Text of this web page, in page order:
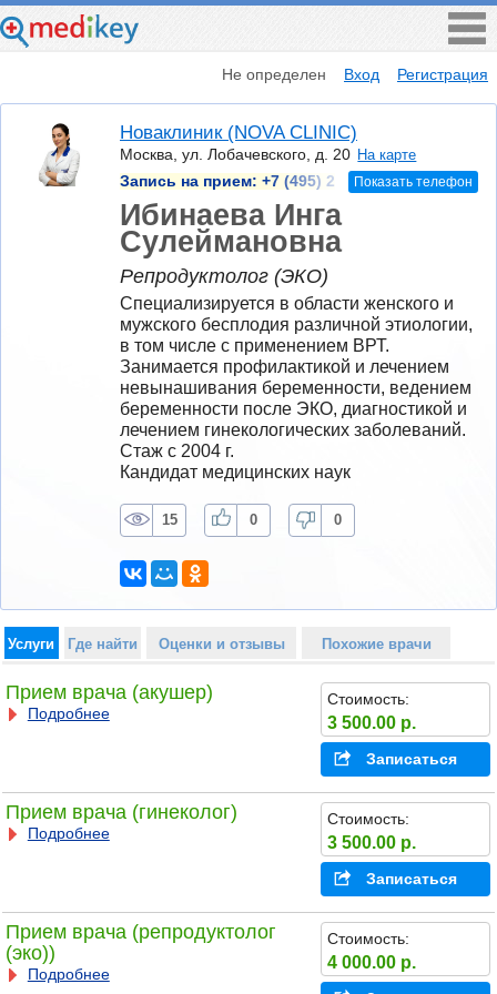
Не определен Вход Регистрация
Новаклиник (NOVA CLINIC)
Москва, ул. Лобачевского, д. 20 На карте
Запись на прием: +7 (495) 2 Показать телефон
Ибинаева Инга
Сулеймановна
Репродуктолог (ЭКО)
Специализируется в области женского и
мужского бесплодия различной этиологии,
в том числе с применением ВРТ.
Занимается профилактикой и лечением
невынашивания беременности, ведением
беременности после ЭКО, диагностикой и
лечением гинекологических заболеваний.
Стаж с 2004 г.
Кандидат медицинских наук
15 0 0
Услуги Где найти Оценки и отзывы Похожие врачи
Прием врача (акушер)
Подробнее
Стоимость:
3 500.00 р.
Записаться
Прием врача (гинеколог)
Подробнее
Стоимость:
3 500.00 р.
Записаться
Прием врача (репродуктолог
(эко))
Подробнее
Стоимость:
4 000.00 р.